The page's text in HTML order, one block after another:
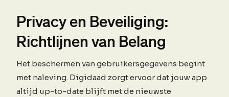
Privacy en Beveiliging:
Richtlijnen van Belang
Het beschermen van gebruikersgegevens begint
met naleving. Digidaad zorgt ervoor dat jouw app
altijd up-to-date blijft met de nieuwste